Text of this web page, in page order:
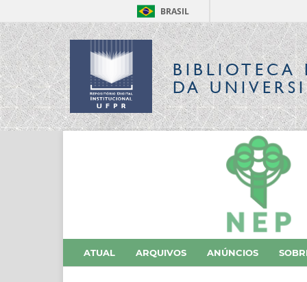
BRASIL
BIBLIOTECA
DA
ATUAL ARQUIVOS ANÚNCIOS